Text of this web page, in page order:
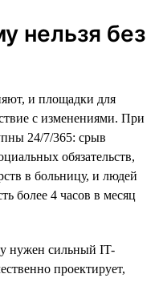
нельзя без
и площадки для
с изменениями. При
24/7/365: срыв
обязательств,
в больницу, и людей
более 4 часов в месяц
нужен сильный IT-
проектирует,